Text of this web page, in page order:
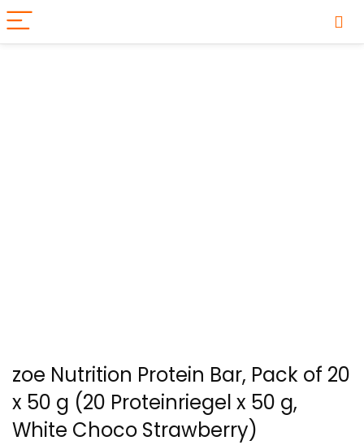
zoe Nutrition Protein Bar, Pack of 20
x 50 g (20 Proteinriegel x 50 g,
White Choco Strawberry)